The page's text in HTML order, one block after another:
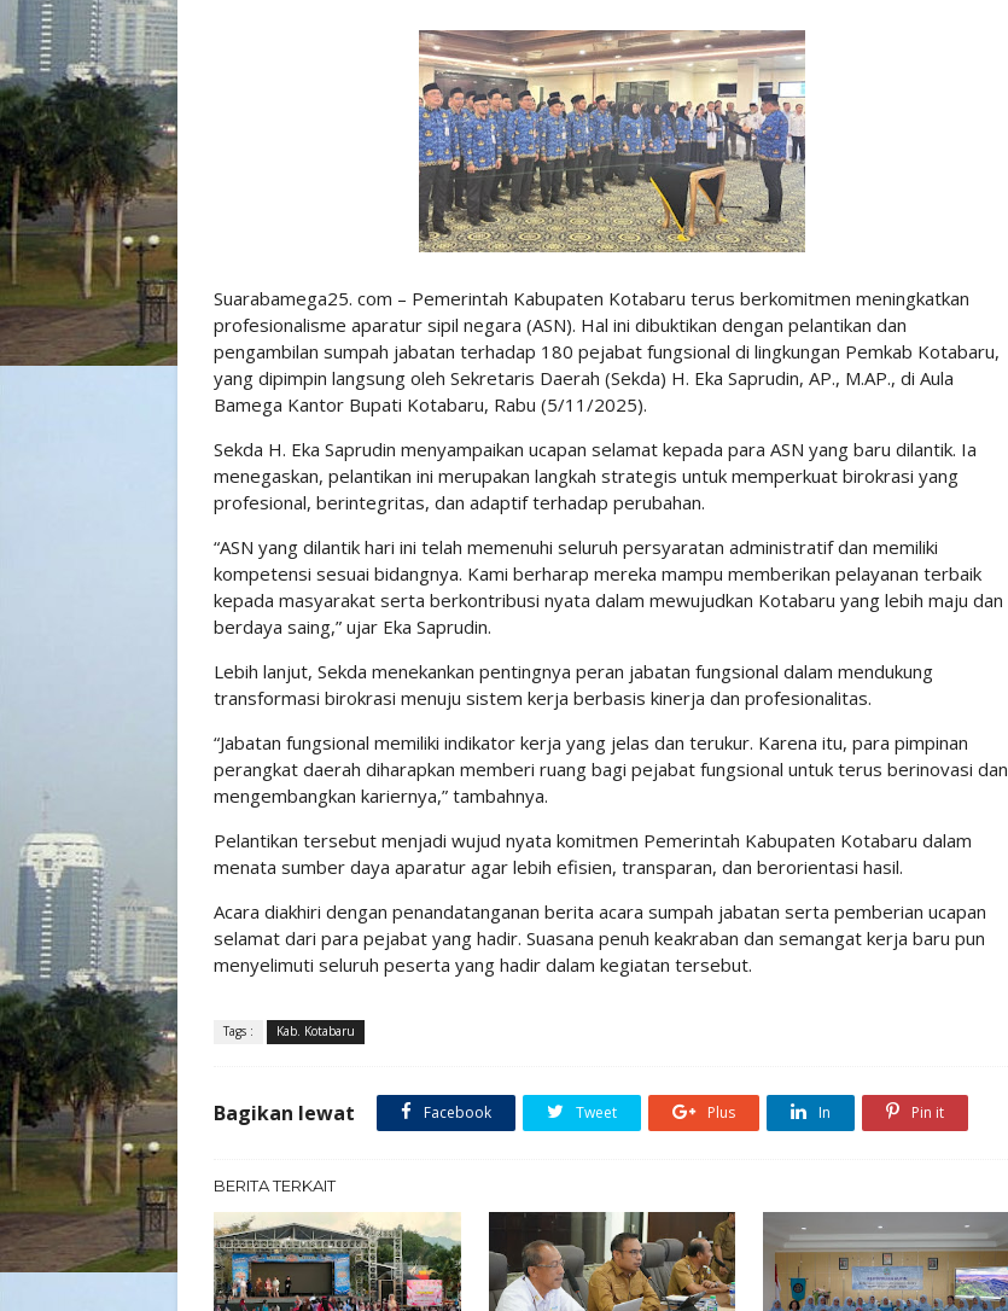
Suarabamega25. com – Pemerintah Kabupaten Kotabaru terus berkomitmen meningkatkan
profesionalisme aparatur sipil negara (ASN). Hal ini dibuktikan dengan pelantikan dan
pengambilan sumpah jabatan terhadap 180 pejabat fungsional di lingkungan Pemkab Kotabaru,
yang dipimpin langsung oleh Sekretaris Daerah (Sekda) H. Eka Saprudin, AP., M.AP., di Aula
Bamega Kantor Bupati Kotabaru, Rabu (5/11/2025).
Sekda H. Eka Saprudin menyampaikan ucapan selamat kepada para ASN yang baru dilantik. Ia
menegaskan, pelantikan ini merupakan langkah strategis untuk memperkuat birokrasi yang
profesional, berintegritas, dan adaptif terhadap perubahan.
“ASN yang dilantik hari ini telah memenuhi seluruh persyaratan administratif dan memiliki
kompetensi sesuai bidangnya. Kami berharap mereka mampu memberikan pelayanan terbaik
kepada masyarakat serta berkontribusi nyata dalam mewujudkan Kotabaru yang lebih maju dan
berdaya saing,” ujar Eka Saprudin.
Lebih lanjut, Sekda menekankan pentingnya peran jabatan fungsional dalam mendukung
transformasi birokrasi menuju sistem kerja berbasis kinerja dan profesionalitas.
“Jabatan fungsional memiliki indikator kerja yang jelas dan terukur. Karena itu, para pimpinan
perangkat daerah diharapkan memberi ruang bagi pejabat fungsional untuk terus berinovasi dan
mengembangkan kariernya,” tambahnya.
Pelantikan tersebut menjadi wujud nyata komitmen Pemerintah Kabupaten Kotabaru dalam
menata sumber daya aparatur agar lebih efisien, transparan, dan berorientasi hasil.
Acara diakhiri dengan penandatanganan berita acara sumpah jabatan serta pemberian ucapan
selamat dari para pejabat yang hadir. Suasana penuh keakraban dan semangat kerja baru pun
menyelimuti seluruh peserta yang hadir dalam kegiatan tersebut.
Tags : Kab. Kotabaru
Bagikan lewat Facebook Tweet Plus In Pin it
BERITA TERKAIT